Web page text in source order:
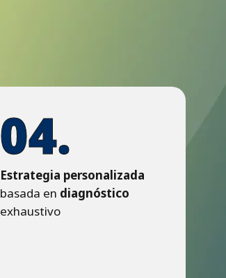
04.
Estrategia personalizada
basada en diagnóstico
exhaustivo